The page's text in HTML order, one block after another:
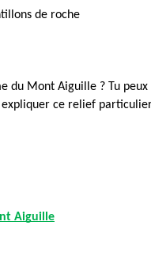
de roche
du Mont Aiguille ? Tu
ce relief particulier
Aiguille